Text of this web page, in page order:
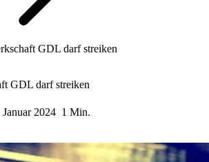
GDL darf streiken
GDL darf streiken
Januar 2024 1 Min.